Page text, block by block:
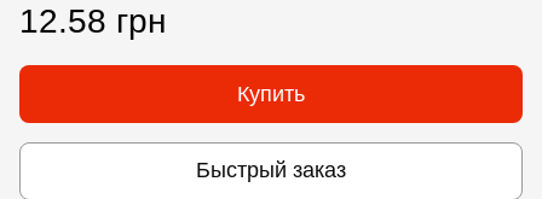
12.58 грн
Купить
Быстрый заказ